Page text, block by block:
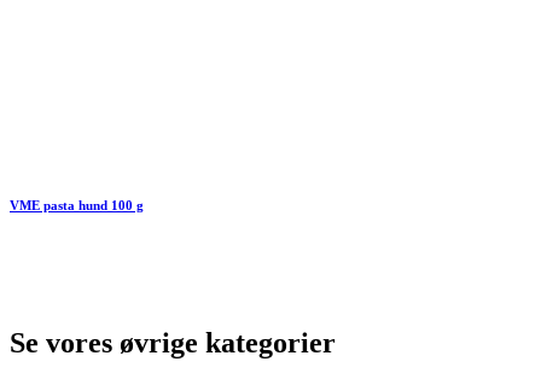
VME pasta hund 100 g
Se vores øvrige kategorier